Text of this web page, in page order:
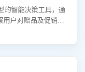
的智能决策工具，通
用户对赠品及促销政
略，优化资源投放